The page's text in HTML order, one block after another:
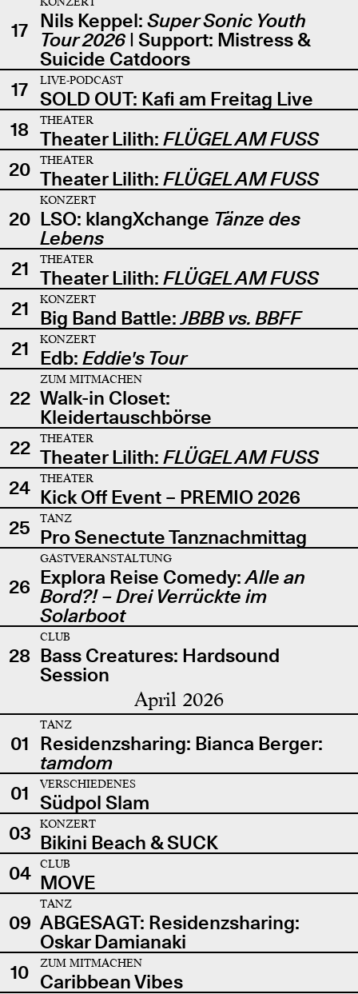
17 Nils Keppel: Super Sonic Youth
Tour 2026| Support: Mistress &
Suicide Catdoors
17
LIVE-PODCAST
SOLD OUT: Kafi am Freitag Live
18
THEATER
Theater Lilith: FLÜGEL AM FUSS
20
THEATER
Theater Lilith: FLÜGEL AM FUSS
20
KONZERT
LSO: klangXchange Tänze des
Lebens
21
THEATER
Theater Lilith: FLÜGEL AM FUSS
21
KONZERT
Big Band Battle:JBBB vs. BBFF
21
KONZERT
Edb: Eddie's Tour
22
ZUM MITMACHEN
Walk-in Closet:
Kleidertauschbörse
22
THEATER
Theater Lilith: FLÜGEL AM FUSS
24
THEATER
Kick Off Event – PREMIO 2026
25
TANZ
Pro Senectute Tanznachmittag
26
GASTVERANSTALTUNG
Explora Reise Comedy:Alle an
Bord?! – Drei Verrückte im
Solarboot
28
CLUB
Bass Creatures: Hardsound
Session
April 2026
01
TANZ
Residenzsharing: Bianca Berger:
tamdom
01
VERSCHIEDENES
Südpol Slam
03
KONZERT
Bikini Beach & SUCK
04
CLUB
MOVE
09
TANZ
ABGESAGT: Residenzsharing:
Oskar Damianaki
10
ZUM MITMACHEN
Caribbean Vibes